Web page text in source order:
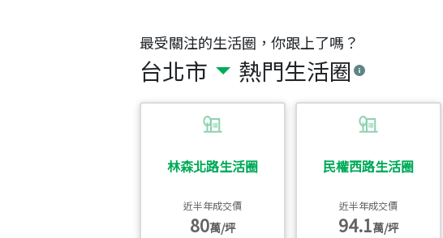
最受關注的生活圈，你跟上了嗎？
台北市 熱門生活圈
林森北路生活圈
近半年成交價
80萬/坪
民權西路生活圈
近半年成交價
94.1萬/坪